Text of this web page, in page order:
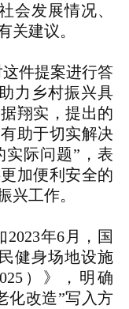
会发展情况、
关建议。
件提案进行答
力乡村振兴具
翔实，提出的
助于切实解决
际问题”，表
加便利安全的
兴工作。
年6月，国
健身场地设施
）》，明确
化改造”写入方